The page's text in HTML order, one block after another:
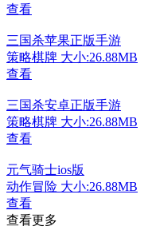
查看
三国杀苹果正版手游
策略棋牌 大小:26.88MB
查看
三国杀安卓正版手游
策略棋牌 大小:26.88MB
查看
元气骑士ios版
动作冒险 大小:26.88MB
查看
查看更多